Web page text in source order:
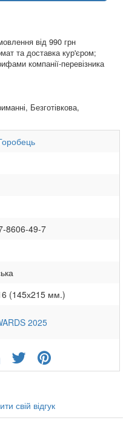
від 990 грн
та доставка кур'єром;
компанії-перевізника
Безготівкова,
8606-49-7
(145х215 мм.)
2025
свій відгук